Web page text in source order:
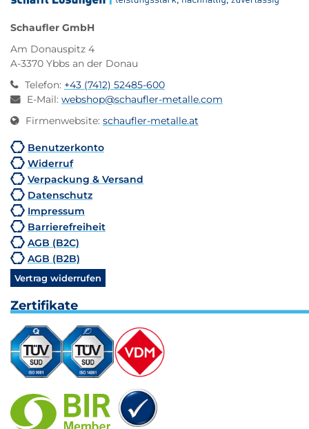
Schaufler GmbH
Am Donauspitz 4
A-3370 Ybbs an der Donau
Telefon: +43 (7412) 52485-600
E-Mail: webshop@schaufler-metalle.com
Firmenwebsite: schaufler-metalle.at
Benutzerkonto
Widerruf
Verpackung & Versand
Datenschutz
Impressum
Barrierefreiheit
AGB (B2C)
AGB (B2B)
Vertrag widerrufen
Zertifikate